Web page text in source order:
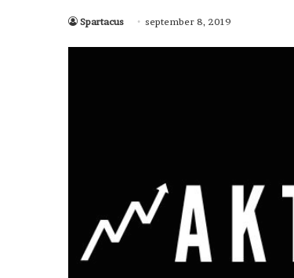
Spartacus september 8, 2019